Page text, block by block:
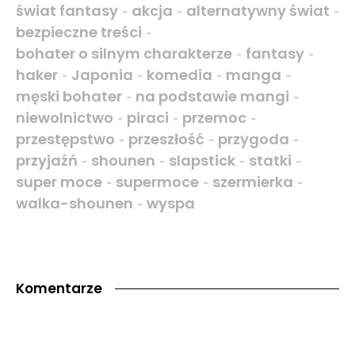
świat fantasy - akcja - alternatywny świat -
bezpieczne treści -
bohater o silnym charakterze - fantasy -
haker - Japonia - komedia - manga -
męski bohater - na podstawie mangi -
niewolnictwo - piraci - przemoc -
przestępstwo - przeszłość - przygoda -
przyjaźń - shounen - slapstick - statki -
super moce - supermoce - szermierka -
walka-shounen - wyspa
Komentarze